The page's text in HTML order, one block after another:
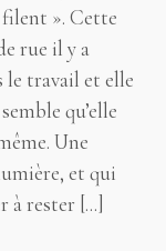
». Cette
rue il y a
le travail et elle
qu’elle
Une
et qui
à rester [...]